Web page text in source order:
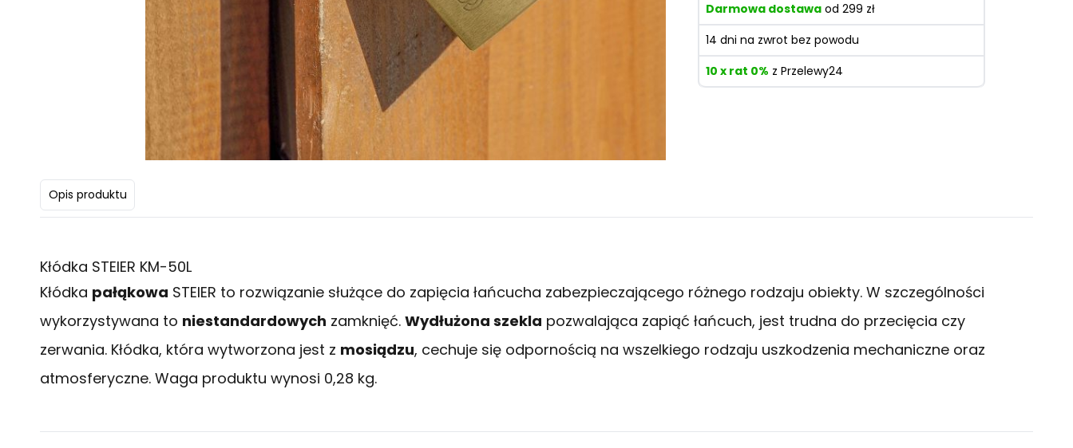
Opis produktu
Kłódka STEIER KM-50L
Kłódka pałąkowa STEIER to rozwiązanie służące do zapięcia łańcucha zabezpieczającego różnego rodzaju obiekty. W szczególności
wykorzystywana to niestandardowych zamknięć. Wydłużona szekla pozwalająca zapiąć łańcuch, jest trudna do przecięcia czy
zerwania. Kłódka, która wytworzona jest z mosiądzu, cechuje się odpornością na wszelkiego rodzaju uszkodzenia mechaniczne oraz
atmosferyczne. Waga produktu wynosi 0,28 kg.
Darmowa dostawa od 299 zł
14 dni na zwrot bez powodu
10 x rat 0% z Przelewy24